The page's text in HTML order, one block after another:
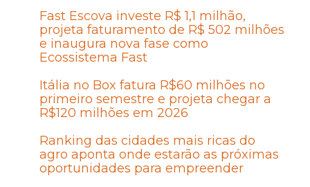
Fast Escova investe R$ 1,1 milhão,
projeta faturamento de R$ 502 milhões
e inaugura nova fase como
Ecossistema Fast
Itália no Box fatura R$60 milhões no
primeiro semestre e projeta chegar a
R$120 milhões em 2026
Ranking das cidades mais ricas do
agro aponta onde estarão as próximas
oportunidades para empreender